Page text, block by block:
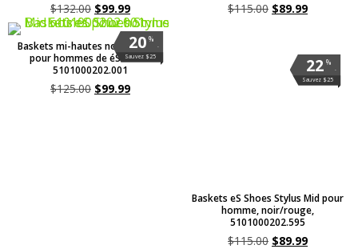
$132.00 $99.99 $115.00 $89.99
%
.
20
Sauvez $25
Baskets mi-hautes noires Stylus
pour hommes de éS Shoes
5101000202.001
$125.00 $99.99
%
.
22
Sauvez $25
Baskets eS Shoes Stylus Mid pour
homme, noir/rouge,
5101000202.595
$115.00 $89.99